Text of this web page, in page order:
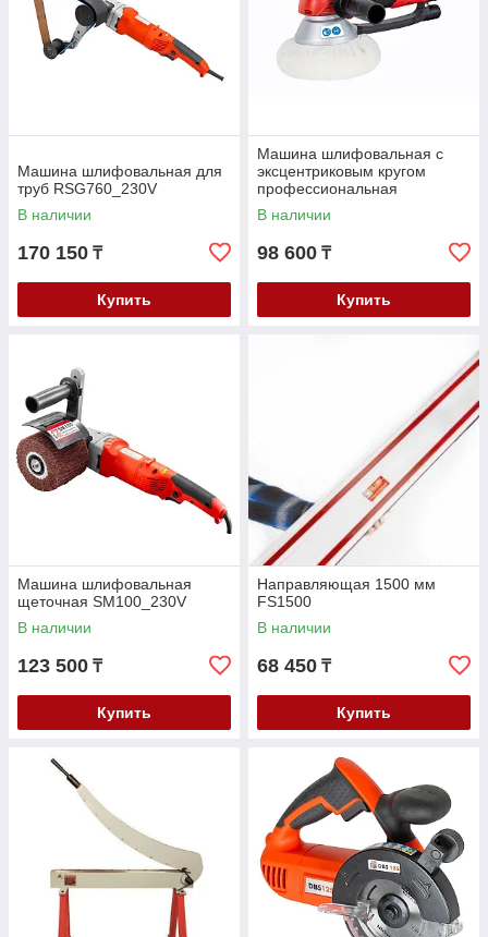
Машина шлифовальная для
труб RSG760_230V
В наличии
170 150 ₸
Купить
Машина шлифовальная с
эксцентриковым кругом
профессиональная
EZS150PRO_230V
В наличии
98 600 ₸
Купить
Машина шлифовальная
щеточная SM100_230V
В наличии
123 500 ₸
Купить
Направляющая 1500 мм
FS1500
В наличии
68 450 ₸
Купить